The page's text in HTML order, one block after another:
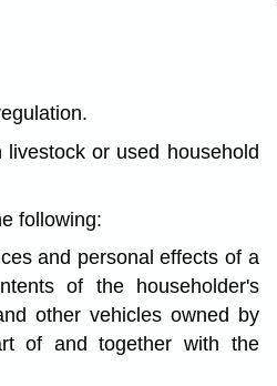
or used household
following:
and personal effects of a
of the householder's
other vehicles owned by
of and together with the